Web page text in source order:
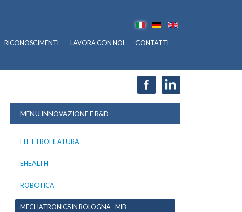
RICONOSCIMENTI LAVORA CON NOI CONTATTI
MENU INNOVAZIONE E R&D
ELETTROFILATURA
EHEALTH
ROBOTICA
MECHATRONICS IN BOLOGNA - MIB